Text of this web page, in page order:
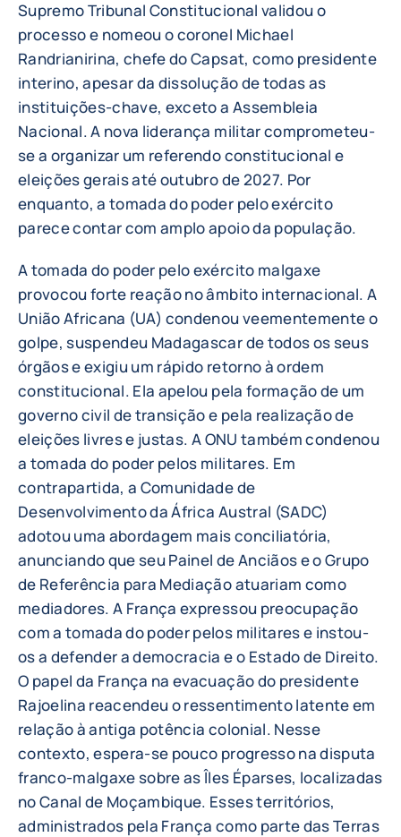
Supremo Tribunal Constitucional validou o
processo e nomeou o coronel Michael
Randrianirina, chefe do Capsat, como presidente
interino, apesar da dissolução de todas as
instituições-chave, exceto a Assembleia
Nacional. A nova liderança militar comprometeu-
se a organizar um referendo constitucional e
eleições gerais até outubro de 2027. Por
enquanto, a tomada do poder pelo exército
parece contar com amplo apoio da população.
A tomada do poder pelo exército malgaxe
provocou forte reação no âmbito internacional. A
União Africana (UA) condenou veementemente o
golpe, suspendeu Madagascar de todos os seus
órgãos e exigiu um rápido retorno à ordem
constitucional. Ela apelou pela formação de um
governo civil de transição e pela realização de
eleições livres e justas. A ONU também condenou
a tomada do poder pelos militares. Em
contrapartida, a Comunidade de
Desenvolvimento da África Austral (SADC)
adotou uma abordagem mais conciliatória,
anunciando que seu Painel de Anciãos e o Grupo
de Referência para Mediação atuariam como
mediadores. A França expressou preocupação
com a tomada do poder pelos militares e instou-
os a defender a democracia e o Estado de Direito.
O papel da França na evacuação do presidente
Rajoelina reacendeu o ressentimento latente em
relação à antiga potência colonial. Nesse
contexto, espera-se pouco progresso na disputa
franco-malgaxe sobre as Îles Éparses, localizadas
no Canal de Moçambique. Esses territórios,
administrados pela França como parte das Terras